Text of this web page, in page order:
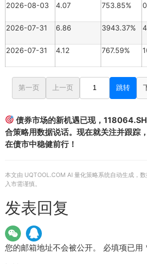
2026-08-03
4.07 753.85%
2026-07-31
6.86 3943.37%
2026-07-31
4.12 767.59%
第一页 上一页 跳转
债券市场的新机遇已现，
合策略用数据说话。现在就关注并跟踪
在债市中稳健前行！
本文由 UQTOOL.COM AI 量化策略系统自动生成，
入市需谨慎。
发表回复
您的邮箱地址不会被公开。 必填项已用